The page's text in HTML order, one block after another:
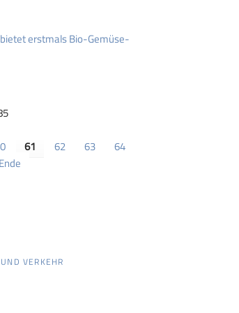
erstmals Bio-Gemüse-
61 62 63
64
Ende
VERKEHR